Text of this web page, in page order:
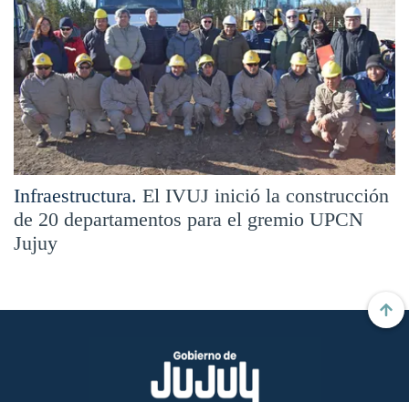
Infraestructura. El IVUJ inició la construcción
de 20 departamentos para el gremio UPCN
Jujuy